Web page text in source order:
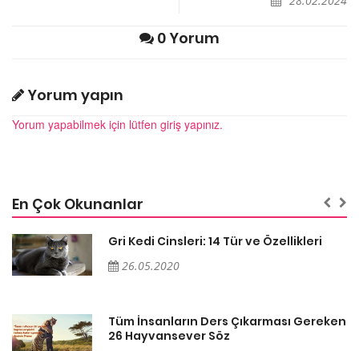
0 Yorum
Yorum yapın
Yorum yapabilmek için lütfen giriş yapınız.
En Çok Okunanlar
Gri Kedi Cinsleri: 14 Tür ve Özellikleri
26.05.2020
Tüm İnsanların Ders Çıkarması Gereken
26 Hayvansever Söz